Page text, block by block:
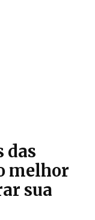
das
melhor
sua